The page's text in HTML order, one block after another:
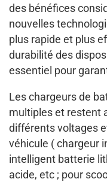
des bénéfices
nouvelles
plus rapide et plus
durabilité des
essentiel pour
Les chargeurs de
multiples et restent
différents voltages
véhicule ( chargeur
intelligent batterie
acide, etc ; pour